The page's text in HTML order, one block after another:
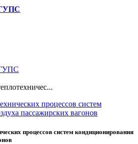
процессов систем
пассажирских вагонов
процессов систем кондиционирования